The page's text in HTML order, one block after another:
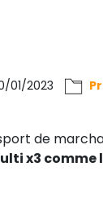
01/2023
de
x3